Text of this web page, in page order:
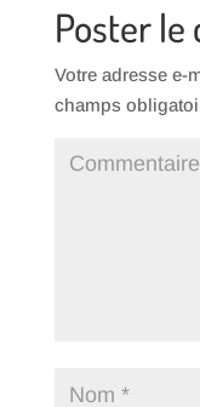
Poster
Votre adresse e-
champs